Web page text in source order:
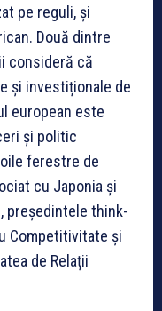
pe reguli, și
Două dintre
consideră că
și investiționale de
european este
și politic
ferestre de
cu Japonia și
președintele think-
Competitivitate și
de Relații